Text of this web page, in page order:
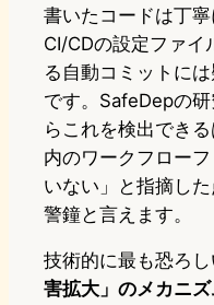
書いたコードは丁寧
CI/CDの設定ファイ
る自動コミットに
です。SafeDepの
らこれを検出でき
内のワークフロー
いない」と指摘し
警鐘と言えます。
技術的に最も恐ろ
害拡大」のメカニ